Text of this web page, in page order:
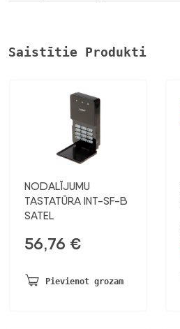
Saistītie Produkti
NODALĪJUMU
TASTATŪRA INT-SF-B
SATEL
56,76 €
Pievienot grozam